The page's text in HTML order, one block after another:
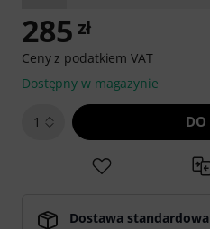
285 zł
Ceny z podatkiem VAT
Dostępny w magazynie
1 DO
Dostawa standardowa